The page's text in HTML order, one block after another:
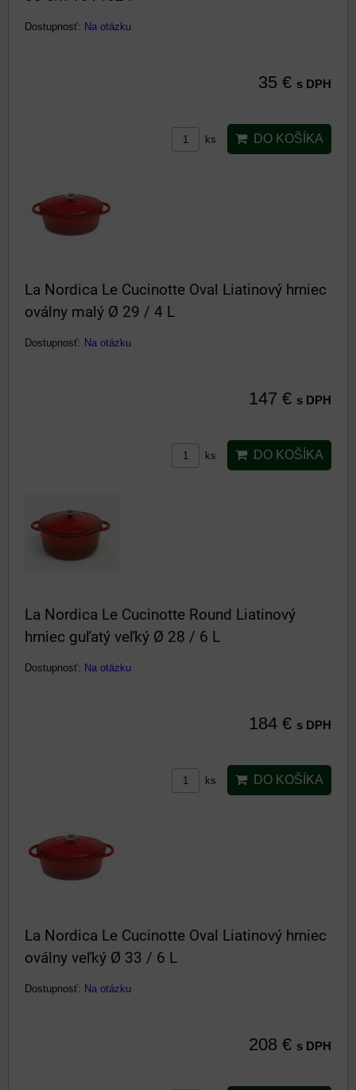
Dostupnosť: Na otázku
35 € s DPH
ks DO KOŠÍKA
La Nordica Le Cucinotte Oval Liatinový hrniec
oválny malý Ø 29 / 4 L
Dostupnosť: Na otázku
147 € s DPH
ks DO KOŠÍKA
La Nordica Le Cucinotte Round Liatinový
hrniec guľatý veľký Ø 28 / 6 L
Dostupnosť: Na otázku
184 € s DPH
ks DO KOŠÍKA
La Nordica Le Cucinotte Oval Liatinový hrniec
oválny veľký Ø 33 / 6 L
Dostupnosť: Na otázku
208 € s DPH